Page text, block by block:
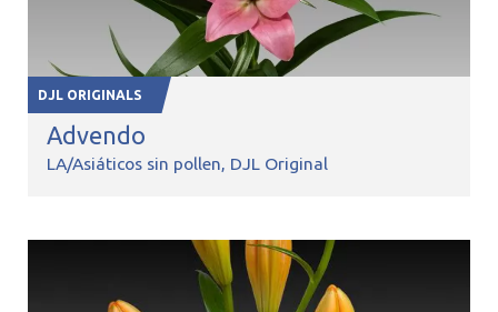
DJL ORIGINALS
Advendo
LA/Asiáticos sin pollen DJL Original